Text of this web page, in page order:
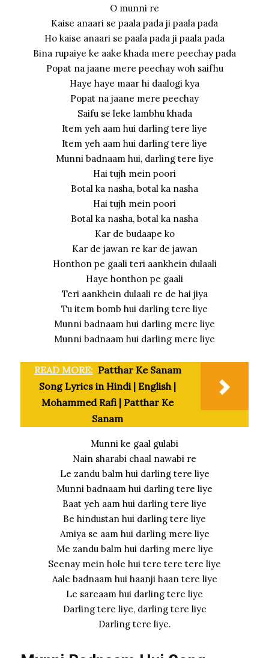
O munni re
Kaise anaari se paala pada ji paala pada
Ho kaise anaari se paala pada ji paala pada
Bina rupaiye ke aake khada mere peechay pada
Popat na jaane mere peechay woh saifhu
Haye haye maar hi daalogi kya
Popat na jaane mere peechay
Saifu se leke lambhu khada
Item yeh aam hui darling tere liye
Item yeh aam hui darling tere liye
Munni badnaam hui, darling tere liye
Hai tujh mein poori
Botal ka nasha, botal ka nasha
Hai tujh mein poori
Botal ka nasha, botal ka nasha
Kar de budaape ko
Kar de jawan re kar de jawan
Honthon pe gaali teri aankhein dulaali
Haye honthon pe gaali
Teri aankhein dulaali re de hai jiya
Tu item bomb hui darling tere liye
Munni badnaam hui darling mere liye
Munni badnaam hui darling mere liye
READ MORE: Patthar Ke Sanam
Song Lyrics in Hindi | English |
Mohammed Rafi | Patthar Ke
Sanam
Munni ke gaal gulabi
Nain sharabi chaal nawabi re
Le zandu balm hui darling tere liye
Munni badnaam hui darling tere liye
Baat yeh aam hui darling tere liye
Be hindustan hui darling tere liye
Amiya se aam hui darling mere liye
Me zandu balm hui darling mere liye
Seenay mein hole hui tere tere tere liye
Aale badnaam hui haanji haan tere liye
Le sareaam hui darling tere liye
Darling tere liye, darling tere liye
Darling tere liye.